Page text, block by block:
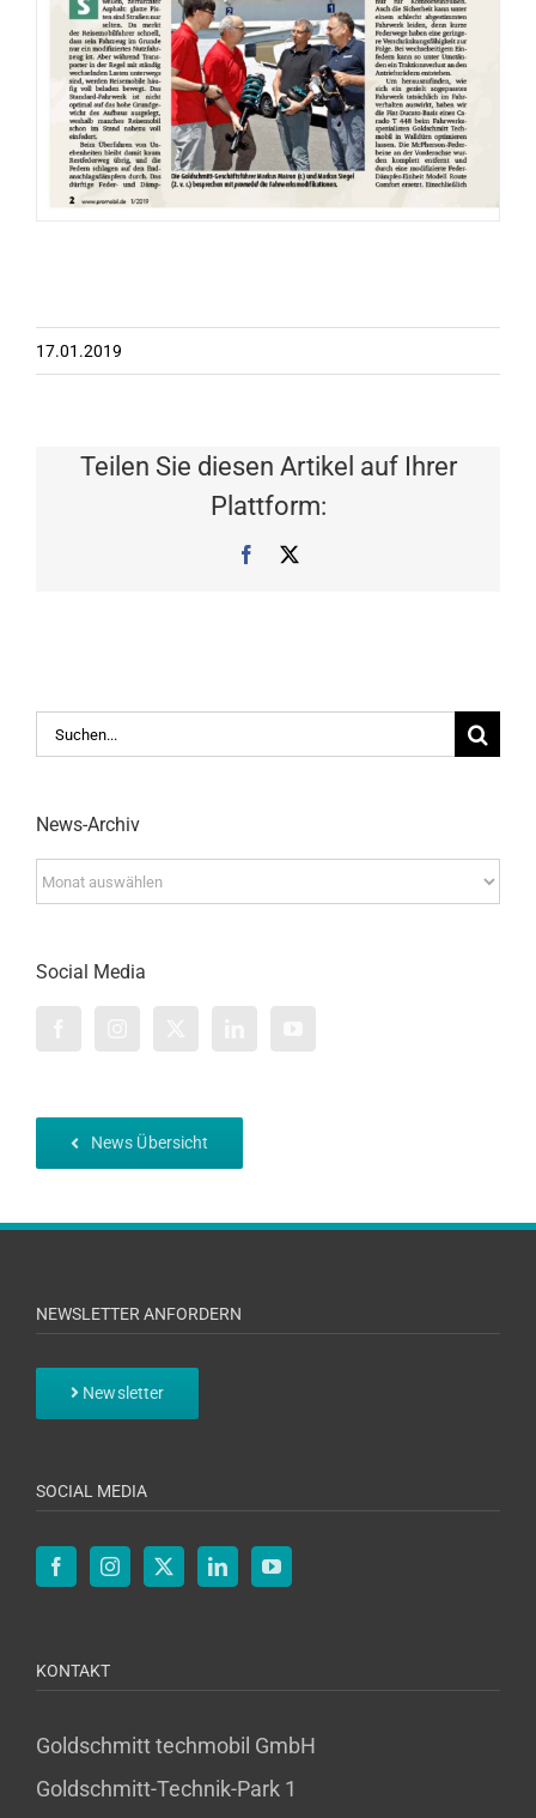
17.01.2019
Teilen Sie diesen Artikel auf Ihrer
Plattform:
Facebook
Suche
News-Archiv
News-
Social Media
News Übersicht
NEWSLETTER ANFORDERN
Newsletter
SOCIAL MEDIA
KONTAKT
Goldschmitt techmobil GmbH
Goldschmitt-Technik-Park 1